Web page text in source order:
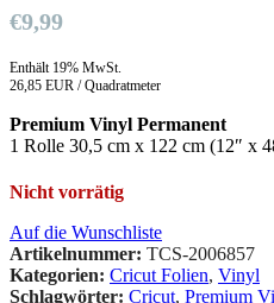
€9,99
Enthält 19% MwSt.
26,85 EUR / Quadratmeter
Premium Vinyl Permanent
1 Rolle 30,5 cm x 122 cm (12″ x
Nicht vorrätig
Auf die Wunschliste
Artikelnummer: TCS-2006857
Kategorien: Cricut Folien, Vinyl
Schlagwörter: Cricut, Premium